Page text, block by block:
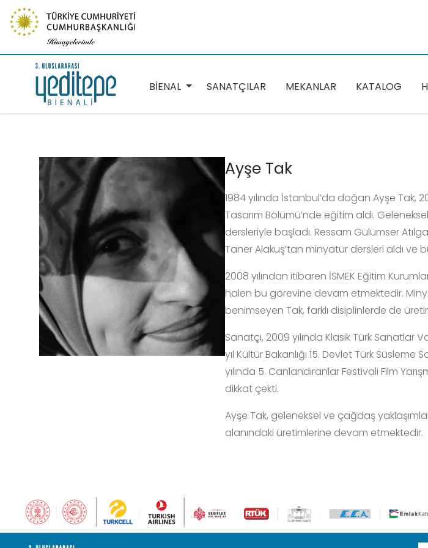
BİENAL SANATÇILAR MEKANLAR KATALOG
Ayşe Tak
1984 yılında İstanbul’da doğan Ayşe Tak,
Tasarım Bölümü’nde eğitim aldı.
dersleriyle başladı. Ressam Gülümser
Taner Alakuş’tan minyatür dersleri aldı ve
2008 yılından itibaren İSMEK Eğitim
halen bu görevine devam etmektedir.
benimseyen Tak, farklı disiplinlerde de
Sanatçı, 2009 yılında Klasik Türk
yıl Kültür Bakanlığı 15. Devlet Türk
yılında 5. Canlandıranlar Festivali Film
dikkat çekti.
Ayşe Tak, geleneksel ve çağdaş
alanındaki üretimlerine devam etmektedir.